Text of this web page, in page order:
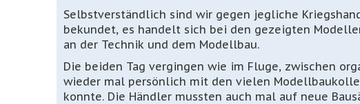
Selbstverständlich sind wir gegen jegliche
bekundet, es handelt sich bei den gezeigten
an der Technik und dem Modellbau.
Die beiden Tag vergingen wie im Fluge, zwischen
wieder mal persönlich mit den vielen
konnte. Die Händler mussten auch mal auf neue